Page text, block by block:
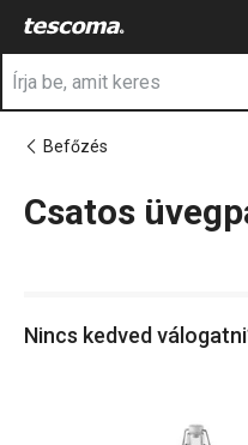
A Csatos üvegpalackokUgrás a
Ugrás
Ugrás
Befőzés
Csatos
Nincs kedved